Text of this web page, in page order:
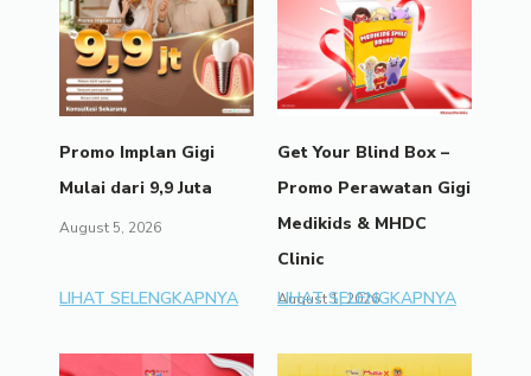
Promo Implan Gigi
Mulai dari 9,9 Juta
August 5, 2026
LIHAT SELENGKAPNYA
Get Your Blind Box –
Promo Perawatan Gigi
Medikids & MHDC
Clinic
August 1, 2026
LIHAT SELENGKAPNYA